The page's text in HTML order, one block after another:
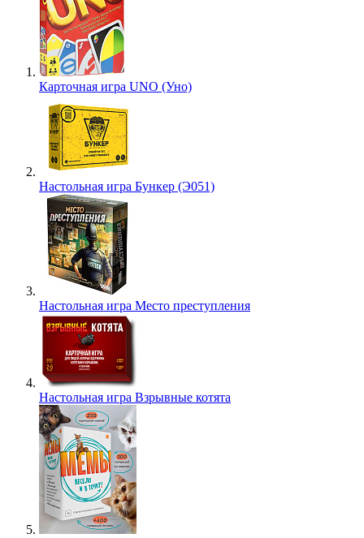
Карточная игра UNO (Уно)
Настольная игра Бункер (Э051)
Настольная игра Место преступления
Настольная игра Взрывные котята